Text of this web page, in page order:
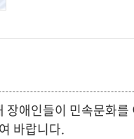
애인들이 민속문화
바랍니다.